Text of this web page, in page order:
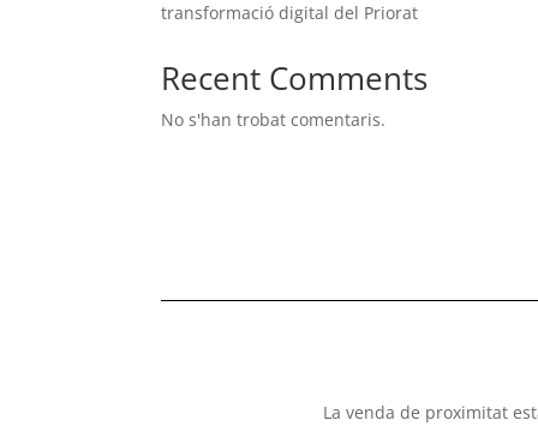
transformació digital del Priorat
Recent Comments
No s'han trobat comentaris.
La venda de proximitat